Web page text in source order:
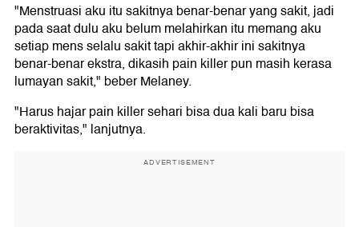
"Menstruasi aku itu sakitnya benar-benar yang sakit, jadi
pada saat dulu aku belum melahirkan itu memang aku
setiap mens selalu sakit tapi akhir-akhir ini sakitnya
benar-benar ekstra, dikasih pain killer pun masih kerasa
lumayan sakit," beber Melaney.
"Harus hajar pain killer sehari bisa dua kali baru bisa
beraktivitas," lanjutnya.
ADVERTISEMENT